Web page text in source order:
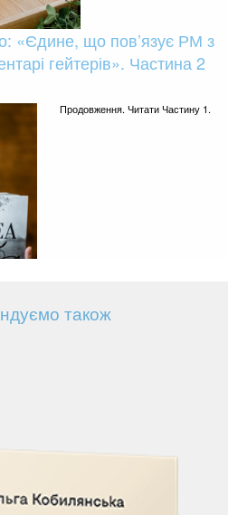
«Єдине, що пов’язує РМ з
гейтерів». Частина 2
Продовження. Читати Частину 1.
також